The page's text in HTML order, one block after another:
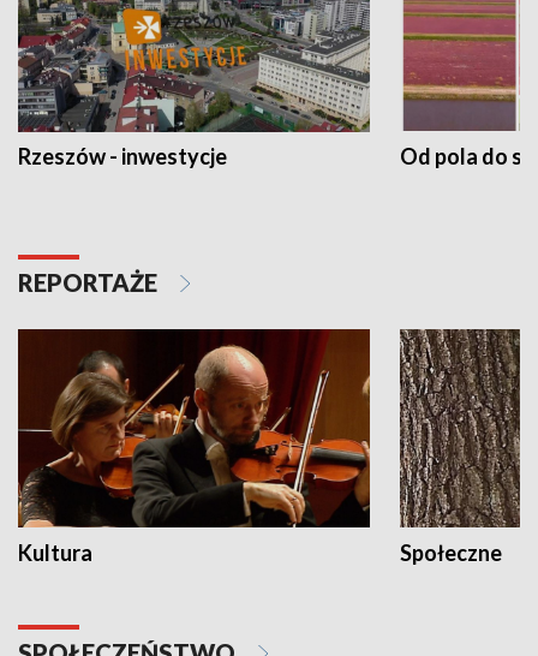
Rzeszów - inwestycje Od pola do
REPORTAŻE
Kultura Społeczne